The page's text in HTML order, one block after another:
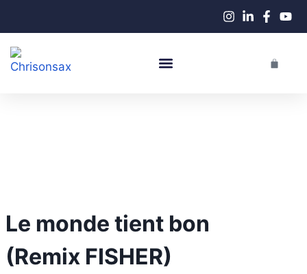
Le monde tient bon
(Remix FISHER)